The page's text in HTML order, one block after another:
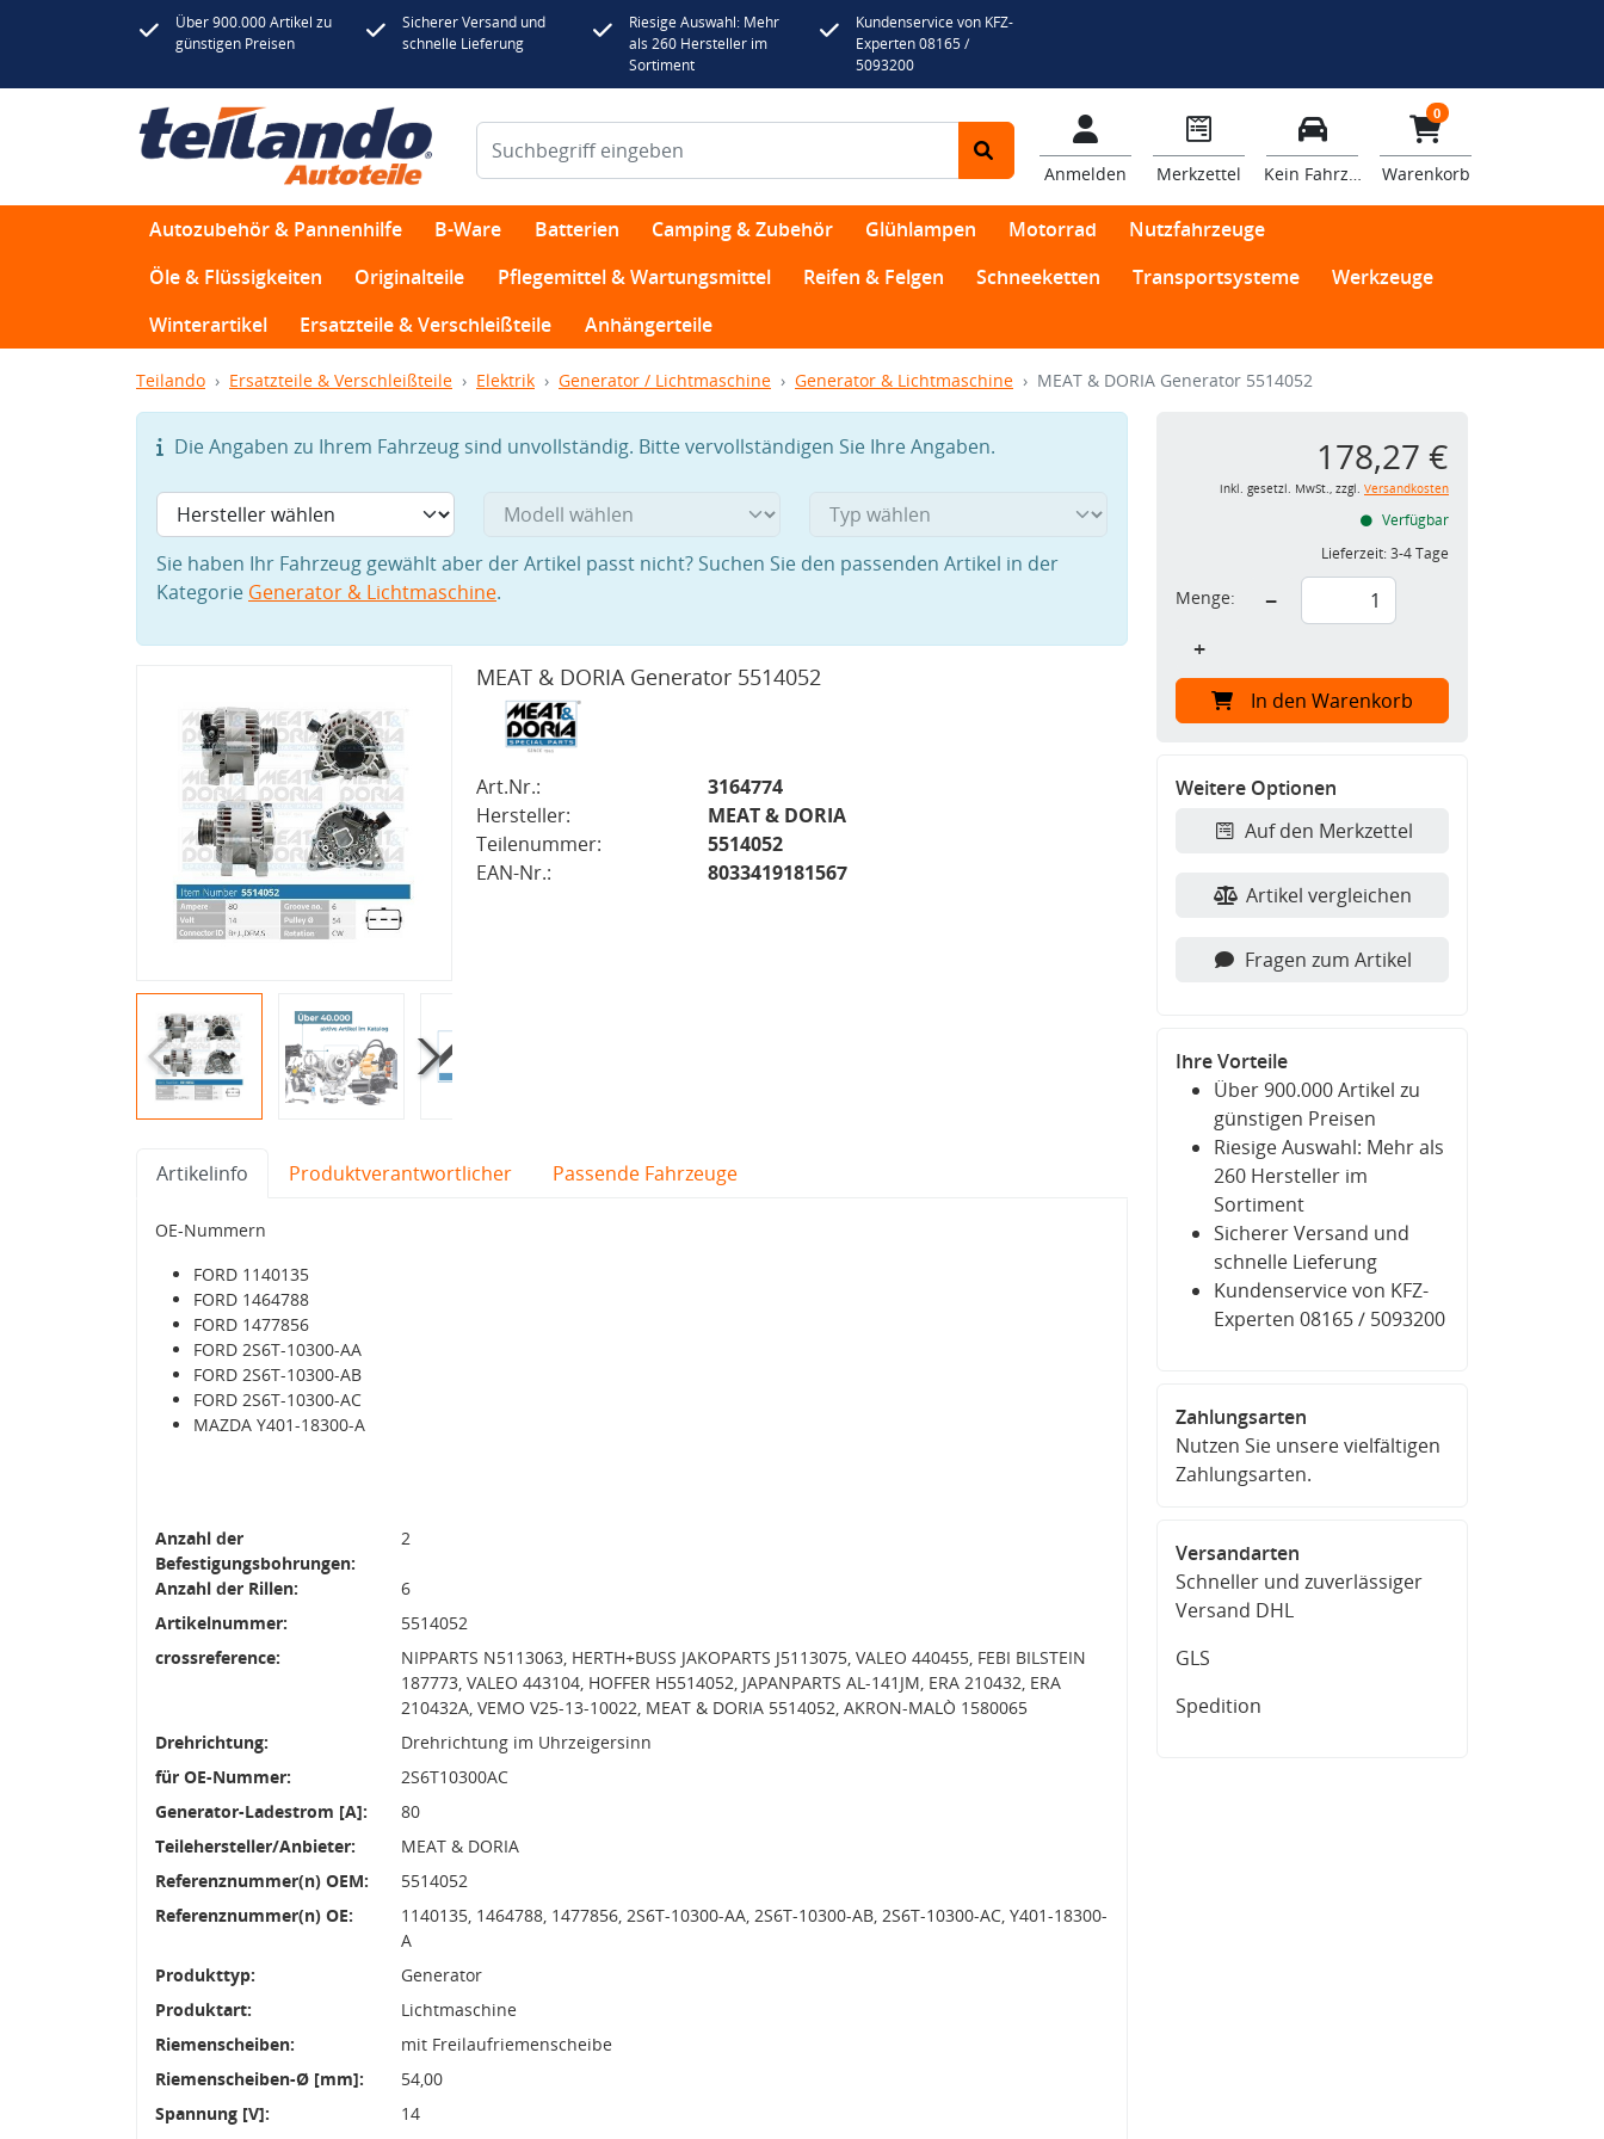
Über 900.000 Artikel zu
günstigen Preisen
Sicherer Versand und
schnelle Lieferung
Riesige Auswahl: Mehr
als 260 Hersteller im
Sortiment
Kundenservice von KFZ-
Experten 08165 /
5093200
Anmelden Merkzettel Kein Fahrzeug
0
Warenkorb
Autozubehör & Pannenhilfe B-Ware Batterien Camping & Zubehör Glühlampen Motorrad
Nutzfahrzeuge
Öle & Flüssigkeiten
Originalteile Pflegemittel & Wartungsmittel Reifen & Felgen Schneeketten Transportsysteme
Werkzeuge
Winterartikel
Ersatzteile & Verschleißteile Anhängerteile
Teilando Ersatzteile & Verschleißteile Elektrik Generator / Lichtmaschine Generator & Lichtmaschine MEAT & DORIA Generator 5514052
Die Angaben zu Ihrem Fahrzeug sind unvollständig. Bitte vervollständigen Sie Ihre Angaben.
Sie haben Ihr Fahrzeug gewählt aber der Artikel passt nicht? Suchen Sie den passenden Artikel in der
Kategorie Generator & Lichtmaschine.
MEAT & DORIA Generator 5514052
Art.Nr.:
3164774
Hersteller:
MEAT & DORIA
Teilenummer:
5514052
EAN-Nr.:
8033419181567
Artikelinfo Produktverantwortlicher Passende Fahrzeuge
OE-Nummern
FORD 1140135
FORD 1464788
FORD 1477856
FORD 2S6T-10300-AA
FORD 2S6T-10300-AB
FORD 2S6T-10300-AC
MAZDA Y401-18300-A
Anzahl der
Befestigungsbohrungen:
2
Anzahl der Rillen:
6
Artikelnummer:
5514052
crossreference:
NIPPARTS N5113063, HERTH+BUSS JAKOPARTS J5113075, VALEO 440455, FEBI BILSTEIN
187773, VALEO 443104, HOFFER H5514052, JAPANPARTS AL-141JM, ERA 210432, ERA
210432A, VEMO V25-13-10022, MEAT & DORIA 5514052, AKRON-MALÒ 1580065
Drehrichtung:
Drehrichtung im Uhrzeigersinn
für OE-Nummer:
2S6T10300AC
Generator-Ladestrom [A]:
80
Teilehersteller/Anbieter:
MEAT & DORIA
Referenznummer(n) OEM:
5514052
Referenznummer(n) OE:
1140135, 1464788, 1477856, 2S6T-10300-AA, 2S6T-10300-AB, 2S6T-10300-AC, Y401-18300-
A
Produkttyp:
Generator
Produktart:
Lichtmaschine
Riemenscheiben:
mit Freilaufriemenscheibe
Riemenscheiben-Ø [mm]:
54,00
Spannung [V]:
14
178,27 €
inkl. gesetzl. MwSt., zzgl. Versandkosten
Verfügbar
Lieferzeit:3-4 Tage
Menge:
−
+
In den Warenkorb
Weitere Optionen
Auf den Merkzettel
Artikel vergleichen
Fragen zum Artikel
Ihre Vorteile
Über 900.000 Artikel zu
günstigen Preisen
Riesige Auswahl: Mehr als
260 Hersteller im
Sortiment
Sicherer Versand und
schnelle Lieferung
Kundenservice von KFZ-
Experten 08165 / 5093200
Zahlungsarten
Nutzen Sie unsere vielfältigen
Zahlungsarten.
Versandarten
Schneller und zuverlässiger
Versand DHL
GLS
Spedition